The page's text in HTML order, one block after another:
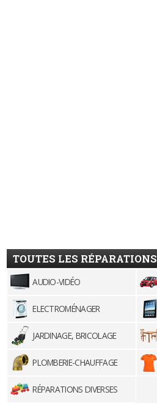
TOUTES LES RÉPARATIONS
AUDIO-VIDÉO
ELECTROMÉNAGER
JARDINAGE, BRICOLAGE
PLOMBERIE-CHAUFFAGE
RÉPARATIONS DIVERSES